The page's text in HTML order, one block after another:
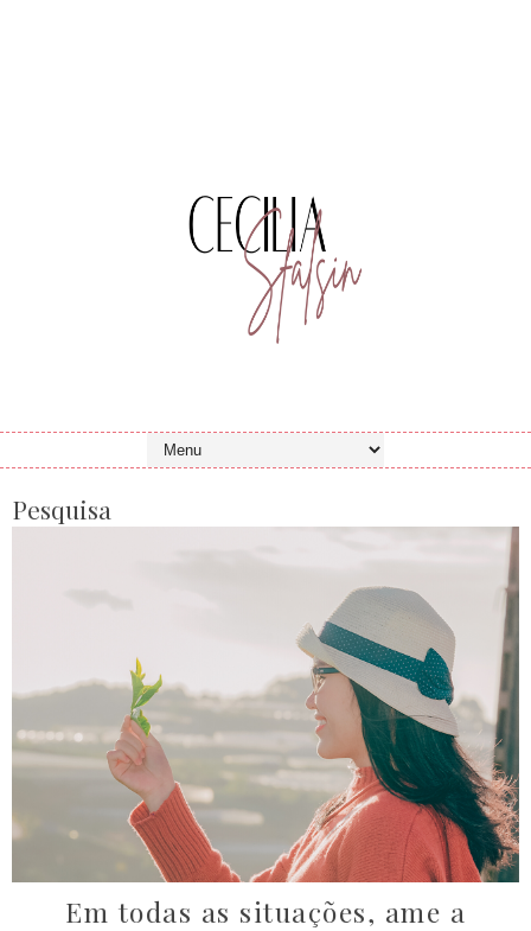
Pesquisa
Em todas as situações, ame a